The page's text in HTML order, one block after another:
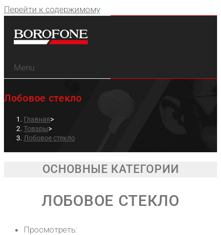
Перейти к содержимому
Menu
Лобовое стекло
Главная>
Товары>
Лобовое стекло
ОСНОВНЫЕ КАТЕГОРИИ
ЛОБОВОЕ СТЕКЛО
Просмотреть: